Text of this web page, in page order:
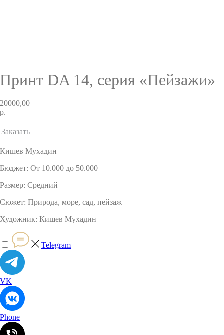
Принт DA 14, серия «Пейзажи»
20000,00
р.
Заказать
Кишев Мухадин
Бюджет: От 10.000 до 50.000
Размер: Средний
Сюжет: Природа, море, сад, пейзаж
Художник: Кишев Мухадин
Telegram
VK
Phone